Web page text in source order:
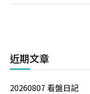
近期文章
20260807 看盤日記